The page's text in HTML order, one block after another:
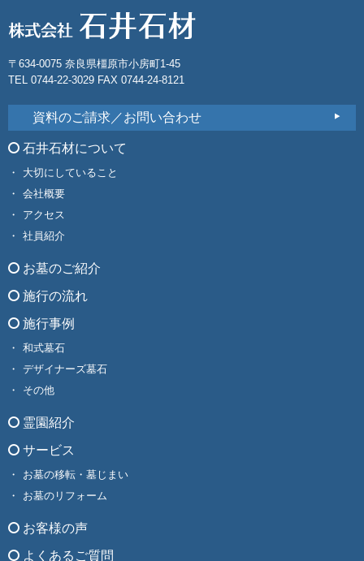
〒634-0075 奈良県橿原市小房町1-45
TEL 0744-22-3029 FAX 0744-24-8121
資料のご請求／お問い合わせ
石井石材について
大切にしていること
会社概要
アクセス
社員紹介
お墓のご紹介
施行の流れ
施行事例
和式墓石
デザイナーズ墓石
その他
霊園紹介
サービス
お墓の移転・墓じまい
お墓のリフォーム
お客様の声
よくあるご質問